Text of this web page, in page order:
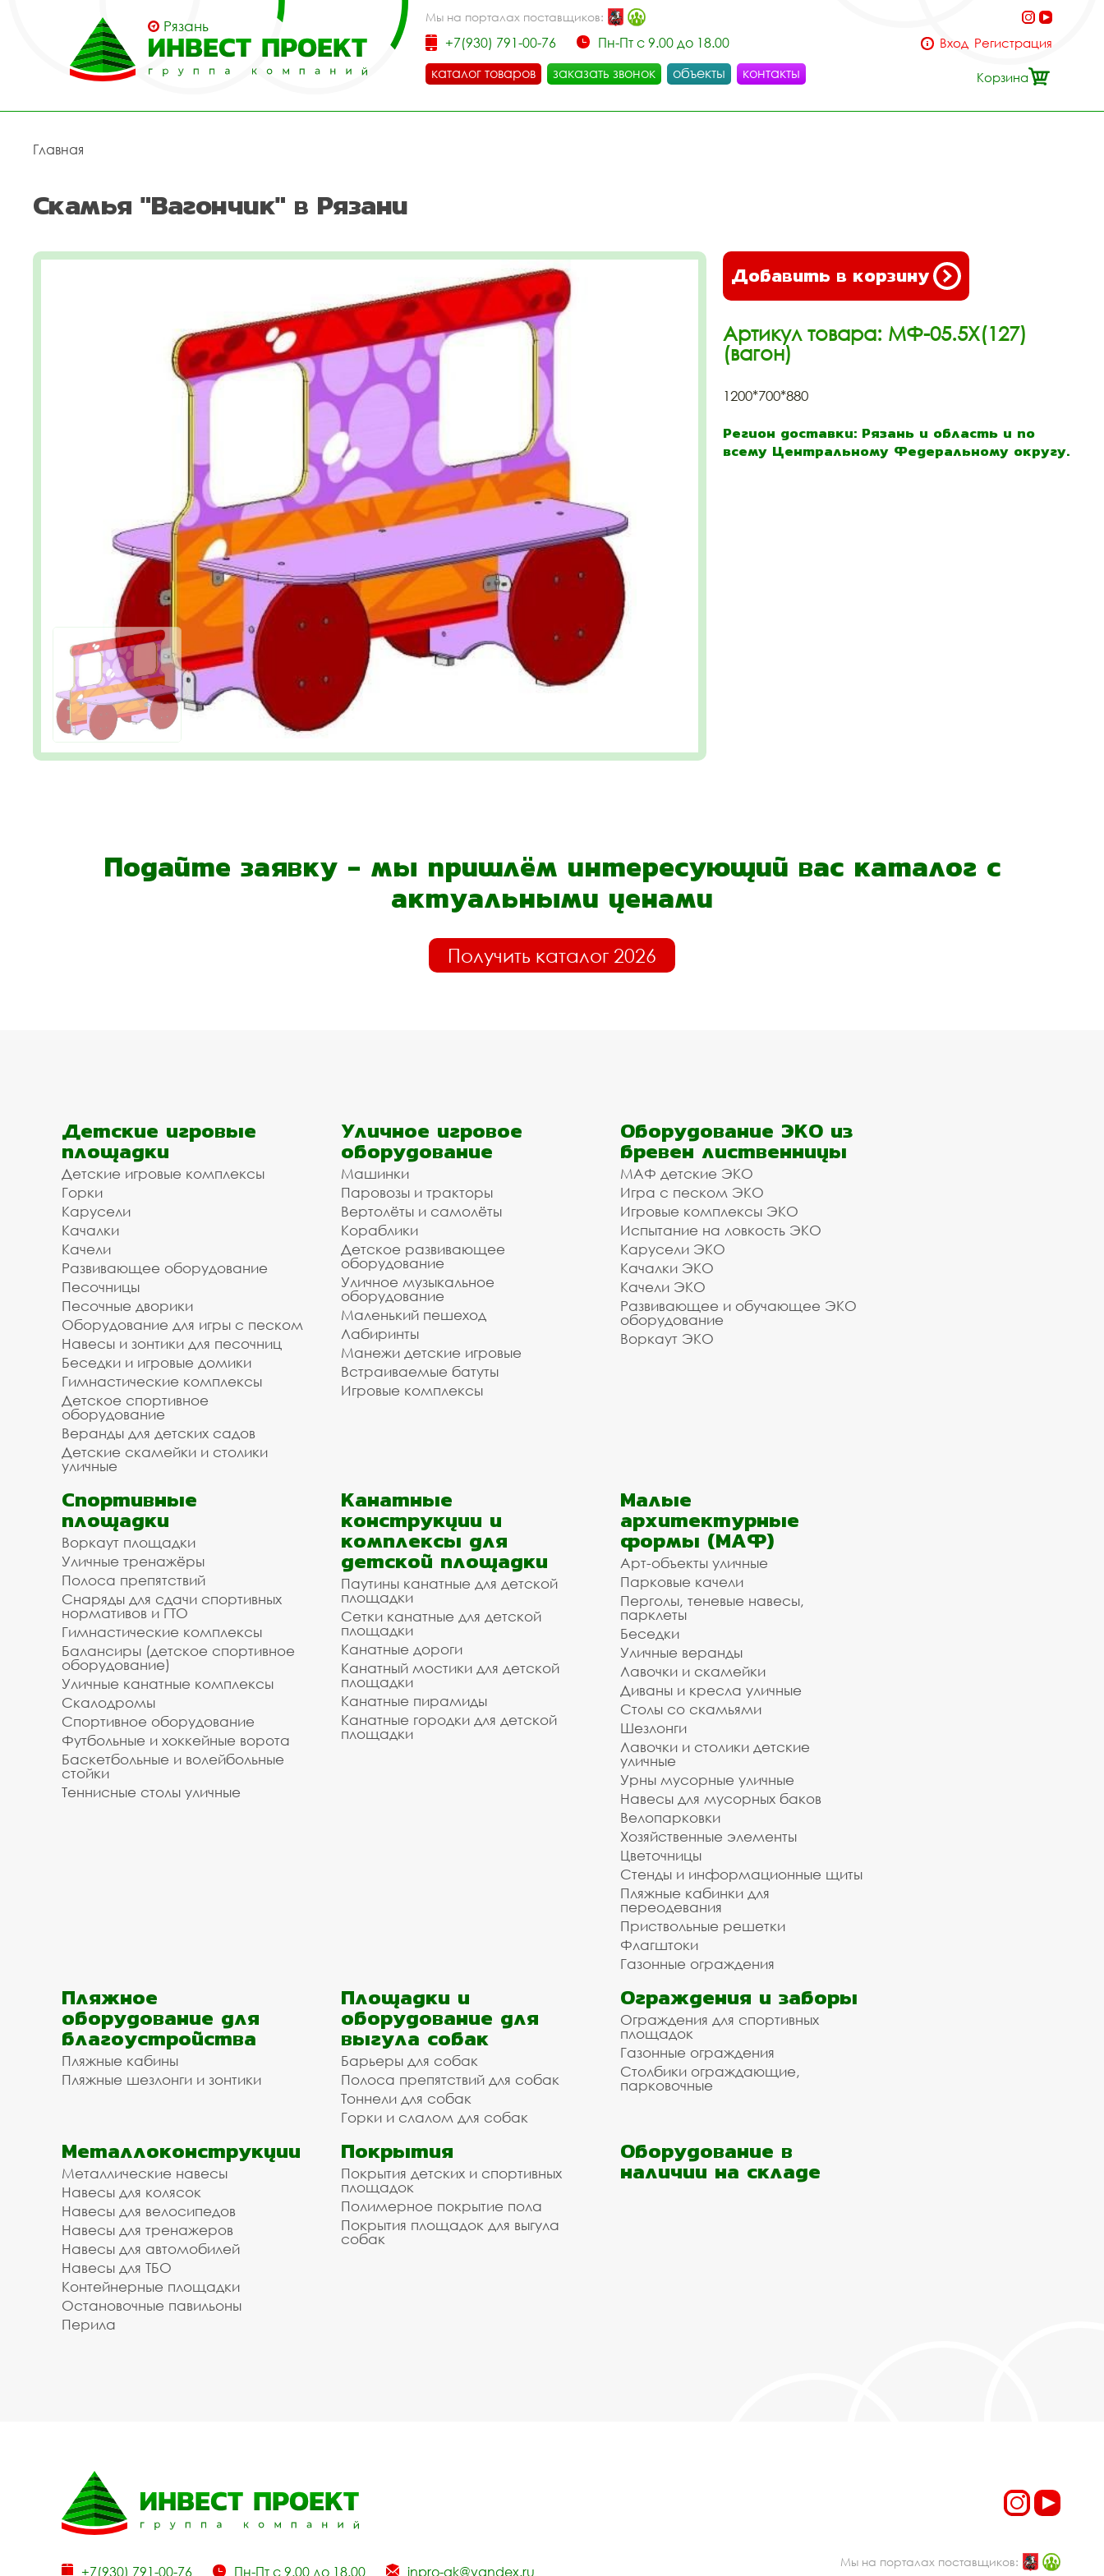
Рязань
Мы на порталах поставщиков:
+7(930) 791-00-76
Пн-Пт с 9.00 до 18.00
каталог товаров
заказать звонок объекты контакты
Вход Регистрация
Корзина
Главная
Скамья "Вагончик" в Рязани
Добавить в корзину
Артикул товара: МФ-05.5Х(127)
(вагон)
1200*700*880
Регион доставки: Рязань и область и по
всему Центральному Федеральному округу.
Подайте заявку - мы пришлём интересующий вас каталог с
актуальными ценами
Получить каталог 2026
Детские игровые
площадки
Детские игровые комплексы
Горки
Карусели
Качалки
Качели
Развивающее оборудование
Песочницы
Песочные дворики
Оборудование для игры с песком
Навесы и зонтики для песочниц
Беседки и игровые домики
Гимнастические комплексы
Детское спортивное
оборудование
Веранды для детских садов
Детские скамейки и столики
уличные
Уличное игровое
оборудование
Машинки
Паровозы и тракторы
Вертолёты и самолёты
Кораблики
Детское развивающее
оборудование
Уличное музыкальное
оборудование
Маленький пешеход
Лабиринты
Манежи детские игровые
Встраиваемые батуты
Игровые комплексы
Оборудование ЭКО из
бревен лиственницы
МАФ детские ЭКО
Игра с песком ЭКО
Игровые комплексы ЭКО
Испытание на ловкость ЭКО
Карусели ЭКО
Качалки ЭКО
Качели ЭКО
Развивающее и обучающее ЭКО
оборудование
Воркаут ЭКО
Спортивные
площадки
Воркаут площадки
Уличные тренажёры
Полоса препятствий
Снаряды для сдачи спортивных
нормативов и ГТО
Гимнастические комплексы
Балансиры (детское спортивное
оборудование)
Уличные канатные комплексы
Скалодромы
Спортивное оборудование
Футбольные и хоккейные ворота
Баскетбольные и волейбольные
стойки
Теннисные столы уличные
Канатные
конструкции и
комплексы для
детской площадки
Паутины канатные для детской
площадки
Сетки канатные для детской
площадки
Канатные дороги
Канатный мостики для детской
площадки
Канатные пирамиды
Канатные городки для детской
площадки
Малые
архитектурные
формы (МАФ)
Арт-объекты уличные
Парковые качели
Перголы, теневые навесы,
парклеты
Беседки
Уличные веранды
Лавочки и скамейки
Диваны и кресла уличные
Столы со скамьями
Шезлонги
Лавочки и столики детские
уличные
Урны мусорные уличные
Навесы для мусорных баков
Велопарковки
Хозяйственные элементы
Цветочницы
Стенды и информационные щиты
Пляжные кабинки для
переодевания
Приствольные решетки
Флагштоки
Газонные ограждения
Пляжное
оборудование для
благоустройства
Пляжные кабины
Пляжные шезлонги и зонтики
Площадки и
оборудование для
выгула собак
Барьеры для собак
Полоса препятствий для собак
Тоннели для собак
Горки и слалом для собак
Ограждения и заборы
Ограждения для спортивных
площадок
Газонные ограждения
Столбики ограждающие,
парковочные
Металлоконструкции
Металлические навесы
Навесы для колясок
Навесы для велосипедов
Навесы для тренажеров
Навесы для автомобилей
Навесы для ТБО
Контейнерные площадки
Остановочные павильоны
Перила
Покрытия
Покрытия детских и спортивных
площадок
Полимерное покрытие пола
Покрытия площадок для выгула
собак
Оборудование в
наличии на складе
+7(930) 791-00-76 Пн-Пт с 9.00 до 18.00 inpro-gk@yandex.ru
Мы на порталах поставщиков: